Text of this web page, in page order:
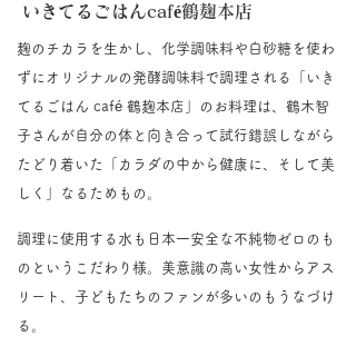
いきてるごはんcafé鶴麹本店
麹のチカラを生かし、化学調味料や白砂糖を使わ
ずにオリジナルの発酵調味料で調理される「いき
てるごはん café 鶴麹本店」のお料理は、鶴木智
子さんが自分の体と向き合って試行錯誤しながら
たどり着いた「カラダの中から健康に、そして美
しく」なるためもの。
調理に使用する水も日本一安全な不純物ゼロのも
のというこだわり様。美意識の高い女性からアス
リート、子どもたちのファンが多いのもうなづけ
る。